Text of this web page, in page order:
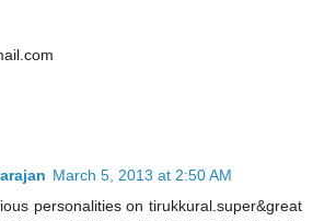
March 5, 2013 at 2:50 AM
personalities on tirukkural.super&great